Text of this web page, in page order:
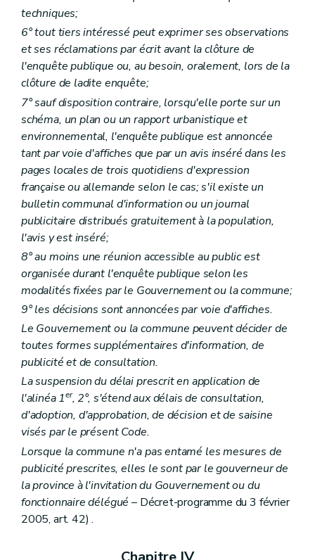
Art. 106
Chapitre III Des demandes de permis, des décisions et des recours
Section première Des autorités compétentes
Art. 107
Art. 108
Art. 109
Section 2 Des dérogations
Sous-section première Des dérogations au plan de secteur
Art. 110
Art. 110bis
Art. 111
Art. 112
Sous-section 2 Des autres dérogations
Art. 113
Sous-section 3 Des dispositions communes
Art. 114
Section 3
Art. 115
Art. 116
Section 4 De la décision du collège des bourgmestre et échevins
Art. 117
Section 5 De la saisine du fonctionnaire délégué
Art. 118
Section 6 Des recours
Art. 119
Art. 120
Art. 122
Art. 123
Section 7 De la dispense de la procédure d'évaluation des incidences sur l'environnement
Art. 124
Art. 125
Section 8 Des constructions groupées
Art. 126
Section 9
Des permis sollicités par une personne de droit public ou relatifs à des travaux d'utilité publique, de leur introduction et de leur instruction
Art. 127
Section 10 (Des dispositions particulières au permis de lotir, au permis d'urbanisme, ainsi qu'aux actes et travaux impliquant une modification à la voirie communale ou aux réseaux s'y rapportant – Décret-programme du 3 février 2005, art. 88)
Art. 128
techniques;
6° tout tiers intéressé peut exprimer ses observations
et ses réclamations par écrit avant la clôture de
l'enquête publique ou, au besoin, oralement, lors de la
clôture de ladite enquête;
7° sauf disposition contraire, lorsqu'elle porte sur un
schéma, un plan ou un rapport urbanistique et
environnemental, l'enquête publique est annoncée
tant par voie d'affiches que par un avis inséré dans les
pages locales de trois quotidiens d'expression
française ou allemande selon le cas; s'il existe un
bulletin communal d'information ou un journal
publicitaire distribués gratuitement à la population,
l'avis y est inséré;
8° au moins une réunion accessible au public est
organisée durant l'enquête publique selon les
modalités fixées par le Gouvernement ou la commune;
9° les décisions sont annoncées par voie d'affiches.
Le Gouvernement ou la commune peuvent décider de
toutes formes supplémentaires d'information, de
publicité et de consultation.
La suspension du délai prescrit en application de
l'alinéa 1er, 2°, s'étend aux délais de consultation,
d'adoption, d'approbation, de décision et de saisine
visés par le présent Code.
Lorsque la commune n'a pas entamé les mesures de
publicité prescrites, elles le sont par le gouverneur de
la province à l'invitation du Gouvernement ou du
fonctionnaire délégué – Décret-programme du 3 février
2005, art. 42) .